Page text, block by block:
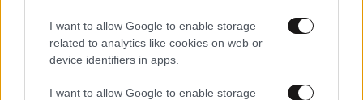
I want to allow Google to enable storage
related to analytics like cookies on web or
device identifiers in apps.
I want to allow Google to enable storage
Ο Τραμπ έχει κάνει διάφορες, συχνά αντιφατικές,
δηλώσεις για το απόθεμα εμπλουτισμένου κατά
υψηλό ποσοστό ουρανίου που διαθέτει το Ιράν. Έχει